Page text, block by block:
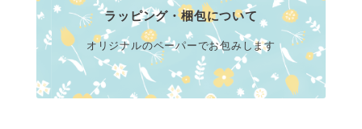
ラッピング・梱包について
オリジナルのペーパーでお包みします